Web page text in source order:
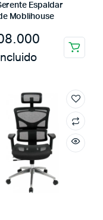
Espaldar
Moblihouse